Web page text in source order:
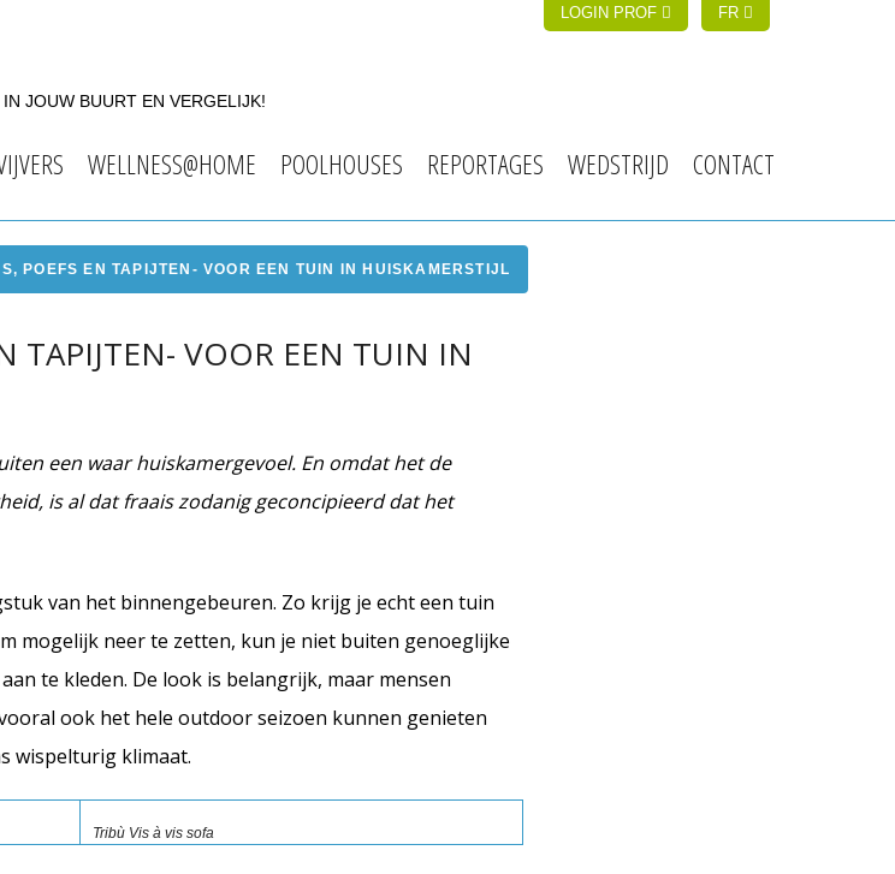
LOGIN PROF FR
JOUW BUURT EN VERGELIJK!
WELLNESS@HOME POOLHOUSES REPORTAGES WEDSTRIJD CONTACT
POEFS EN TAPIJTEN- VOOR EEN TUIN IN HUISKAMERSTIJL
TAPIJTEN- VOOR EEN TUIN IN
een waar huiskamergevoel. En omdat het de
is al dat fraais zodanig geconcipieerd dat het
van het binnengebeuren. Zo krijg je echt een tuin
mogelijk neer te zetten, kun je niet buiten genoeglijke
te kleden. De look is belangrijk, maar mensen
ook het hele outdoor seizoen kunnen genieten
wispelturig klimaat.
Tribù Vis à vis sofa